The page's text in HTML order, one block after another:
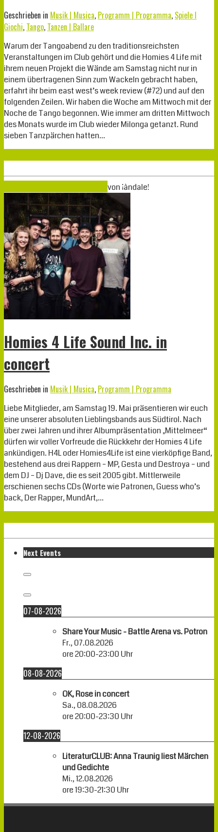
Geschrieben in Musik | Musica, Programm | Programma, Spiele I
Giochi, Tango, Tanzen | Ballare
Warum der Tangoabend zu den traditionsreichsten
Veranstaltungen im Club gehört und die Homies 4 Life mit
ihrem neuen Projekt die Wände am Samstag nicht nur in
einem übertragenen Sinn zum Wackeln gebracht haben,
erfahrt ihr beim east west’s week review (#72) und auf den
folgenden Zeilen. Wir haben die Woche am Mittwoch mit der
Noche de Tango begonnen. Wie immer am dritten Mittwoch
des Monats wurde im Club wieder Milonga getanzt. Rund
sieben Tanzpärchen hatten…
von ¡àndale!
Homies 4 Life Sound Inc. in
concert
Geschrieben in Musik | Musica, Programm | Programma
Liebe Mitglieder, am Samstag 19. Mai präsentieren wir euch
eine unserer absoluten Lieblingsbands aus Südtirol. Nach
über zwei Jahren und ihrer Albumpräsentation „Mittelmeer“
dürfen wir voller Vorfreude die Rückkehr der Homies 4 Life
ankündigen. H4L oder Homies4Life ist eine vierköpfige Band,
bestehend aus drei Rappern – MP, Gesta und Destroya – und
dem DJ – Dj Dave, die es seit 2005 gibt. Mittlerweile
erschienen sechs CDs (Worte wie Patronen, Guess who’s
back, Der Rapper, MundArt,…
Next Events
07-08-2026
Share Your Music - Battle Arena vs. Potron
Fr., 07.08.2026
ore20:00-23:00 Uhr
08-08-2026
OK, Rose in concert
Sa., 08.08.2026
ore20:00-23:30 Uhr
12-08-2026
LiteraturCLUB: Anna Traunig liest Märchen
und Gedichte
Mi., 12.08.2026
ore19:30-21:30 Uhr